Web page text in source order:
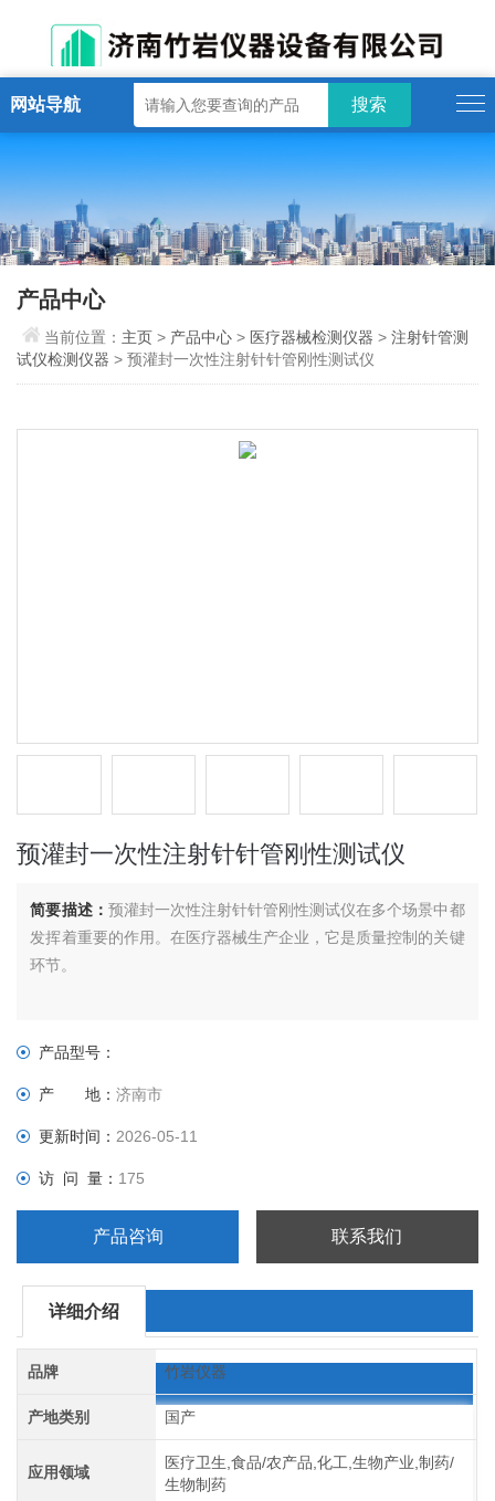
网站导航
产品中心
当前位置： 主页> 产品中心 > 医疗器械检测仪器 >注射针管测
试仪检测仪器 > 预灌封一次性注射针针管刚性测试仪
预灌封一次性注射针针管刚性测试仪
简要描述： 预灌封一次性注射针针管刚性测试仪在多个场景中都
发挥着重要的作用。在医疗器械生产企业，它是质量控制的关键
环节。
产品型号：
产 地：济南市
更新时间：2026-05-11
访 问 量： 175
产品咨询 联系我们
详细介绍
品牌 竹岩仪器
产地类别 国产
应用领域
医疗卫生,食品/农产品,化工,生物产业,制药/
生物制药